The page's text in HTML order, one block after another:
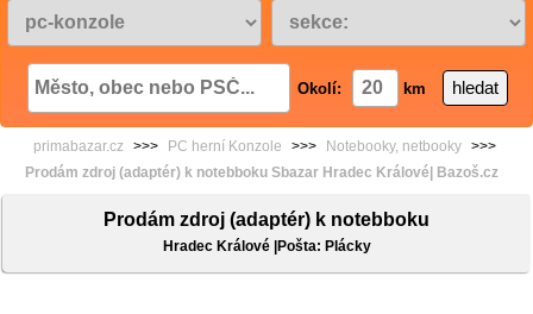
Okolí: km
primabazar.cz >>> PC herní Konzole >>> Notebooky, netbooky >>>
Prodám zdroj (adaptér) k notebboku Sbazar Hradec Králové| Bazoš.cz
Prodám zdroj (adaptér) k notebboku
Hradec Králové |Pošta: Plácky